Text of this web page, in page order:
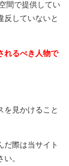
間で提供してい
反していないと
れるべき人物で
を見かけること
だ際は当サイト
。